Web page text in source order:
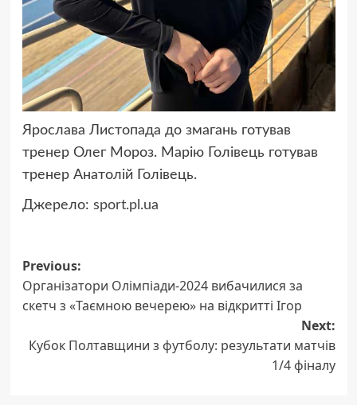
Ярослава Листопада до змагань готував
тренер Олег Мороз. Марію Голівець готував
тренер Анатолій Голівець.
Джерело: sport.pl.ua
Post
navigation
Previous:
Організатори Олімпіади-2024 вибачилися за
скетч з «Таємною вечерею» на відкритті Ігор
Next:
Кубок Полтавщини з футболу: результати матчів
1/4 фіналу